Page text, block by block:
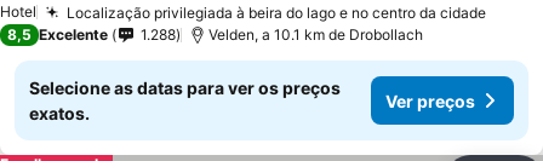
Hotel Localização privilegiada à beira do lago e no centro da cidade
8,5 Excelente 1.288 Velden, a 10.1 km de Drobollach
Selecione as datas para ver os preços
exatos.
Ver preços